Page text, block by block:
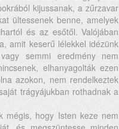
kijussanak, a zűrzavar
ültessenek benne, amelyek
és az esőtől. Valójában
amit keserű lélekkel idézünk
semmi eredmény nem
elhanyagolták ezen
azokon, nem rendelkeztek
trágyájukban rothadnak a
mégis, hogy Isten keze nem